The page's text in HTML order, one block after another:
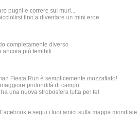
pugni e correre sui muri...
fino a diventare un mini eroe
completamente diverso
ancora più temibili
Fiesta Run è semplicemente mozzafiato!
profondità di campo
una nuova strobosfera tutta per te!
e segui i tuoi amici sulla mappa mondiale.